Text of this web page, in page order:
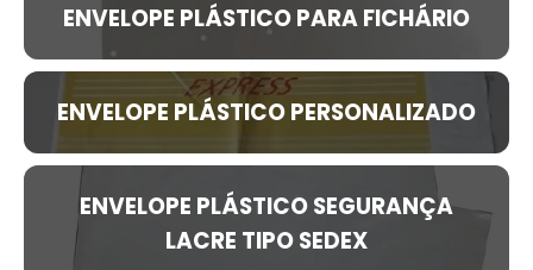
ENVELOPE PLÁSTICO PARA FICHÁRIO
ENVELOPE PLÁSTICO PERSONALIZADO
ENVELOPE PLÁSTICO SEGURANÇA
LACRE TIPO SEDEX